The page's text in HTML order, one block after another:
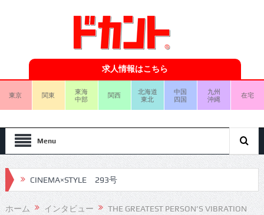
求人情報はこちら
東京 関東
東海
中部
関西
北海道
東北
中国
四国
九州
沖縄
在宅
Menu
CINEMA×STYLE 293号
CINEMA×STYLE 292号
ホーム インタビュー
THE GREATEST PERSON’S VIBRATION